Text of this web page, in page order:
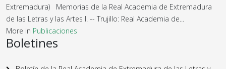
Extremadura) Memorias de la Real Academia de Extremadura
de las Letras y las Artes I. -- Trujillo: Real Academia de...
More in Publicaciones
Boletines